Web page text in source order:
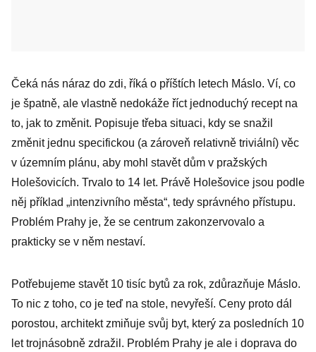
Čeká nás náraz do zdi, říká o příštích letech Máslo. Ví, co
je špatně, ale vlastně nedokáže říct jednoduchý recept na
to, jak to změnit. Popisuje třeba situaci, kdy se snažil
změnit jednu specifickou (a zároveň relativně triviální) věc
v územním plánu, aby mohl stavět dům v pražských
Holešovicích. Trvalo to 14 let. Právě Holešovice jsou podle
něj příklad „intenzivního města“, tedy správného přístupu.
Problém Prahy je, že se centrum zakonzervovalo a
prakticky se v něm nestaví.
Potřebujeme stavět 10 tisíc bytů za rok, zdůrazňuje Máslo.
To nic z toho, co je teď na stole, nevyřeší. Ceny proto dál
porostou, architekt zmiňuje svůj byt, který za posledních 10
let trojnásobně zdražil. Problém Prahy je ale i doprava do